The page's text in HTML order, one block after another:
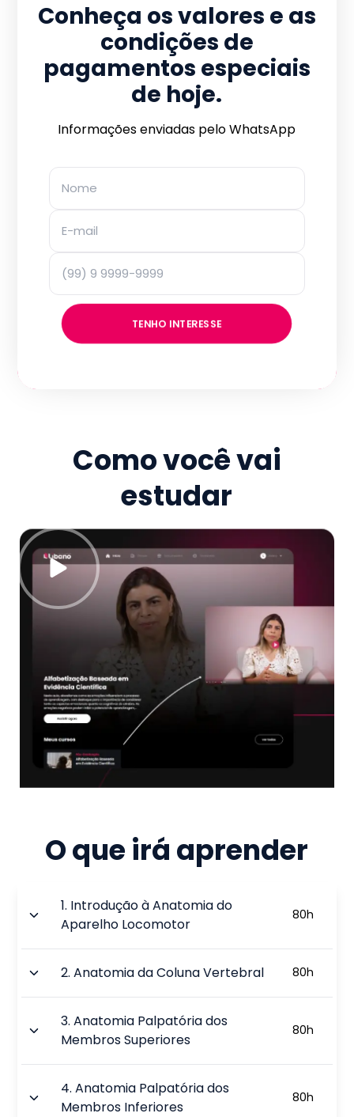
Conheça os valores e as
condições de
pagamentos especiais
de hoje.
Informações enviadas pelo WhatsApp
TENHO INTERESSE
Como você vai
estudar
O que irá aprender
1. Introdução à Anatomia do
Aparelho Locomotor
80h
2.Anatomia da Coluna Vertebral 80h
3.Anatomia Palpatória dos
Membros Superiores
80h
4.Anatomia Palpatória dos
Membros Inferiores
80h